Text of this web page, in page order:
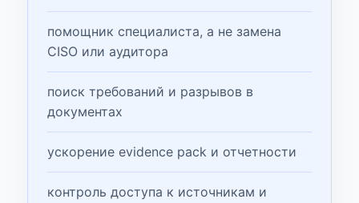
помощник специалиста, а не замена
CISO или аудитора
поиск требований и разрывов в
документах
ускорение evidence pack и отчетности
контроль доступа к источникам и